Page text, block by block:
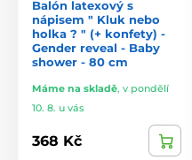
Balón latexový s
nápisem " Kluk nebo
holka ? " (+ konfety) -
Gender reveal - Baby
shower - 80 cm
Máme na skladě, v pondělí
10. 8. u vás
368 Kč